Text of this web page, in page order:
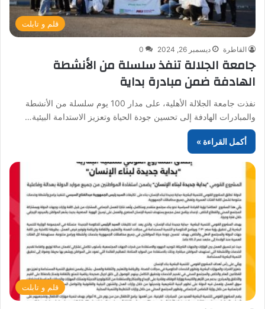
قلم و تابلت
القاطرة ديسمبر 26, 2024 0
جامعة الجلالة تنفذ سلسلة من الأنشطة
الهادفة ضمن مبادرة بداية
نفذت جامعة الجلالة الأهلية، على مدار 100 يوم سلسلة من الأنشطة
والمبادرات الهادفة إلى تحسين جودة الحياة وتعزيز الاستدامة البيئية…
أكمل القراءة »
قلم و تابلت